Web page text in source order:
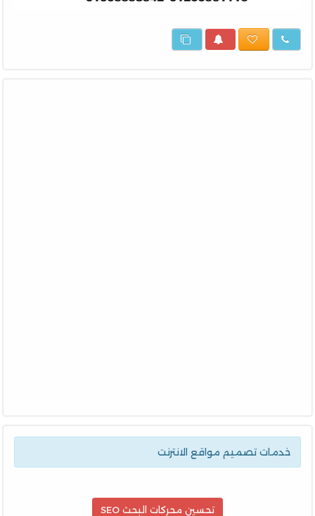
خدمات تصميم مواقع الانترنت
تحسين محركات البحث SEO